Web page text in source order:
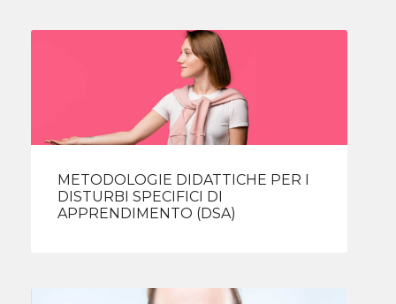
METODOLOGIE DIDATTICHE PER I
DISTURBI SPECIFICI DI
APPRENDIMENTO (DSA)